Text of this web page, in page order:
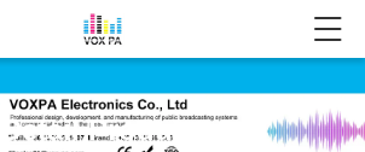
Detail Produk